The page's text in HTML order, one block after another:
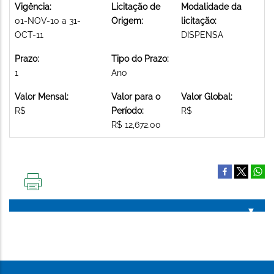
Vigência:
01-NOV-10 a 31-
OCT-11
Licitação de
Origem:
Modalidade da
licitação:
DISPENSA
Prazo:
1
Tipo do Prazo:
Ano
Valor Mensal:
R$
Valor para o
Período:
R$ 12,672.00
Valor Global:
R$
PÁGINA